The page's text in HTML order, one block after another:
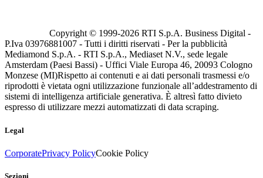
Copyright © 1999-2026 RTI S.p.A. Business Digital -
P.Iva 03976881007 - Tutti i diritti riservati - Per la pubblicità
Mediamond S.p.A. - RTI S.p.A., Mediaset N.V., sede legale
Amsterdam (Paesi Bassi) - Uffici Viale Europa 46, 20093 Cologno
Monzese (MI)Rispetto ai contenuti e ai dati personali trasmessi e/o
riprodotti è vietata ogni utilizzazione funzionale all’addestramento di
sistemi di intelligenza artificiale generativa. È altresì fatto divieto
espresso di utilizzare mezzi automatizzati di data scraping.
Legal
CorporatePrivacy PolicyCookie Policy
Sezioni